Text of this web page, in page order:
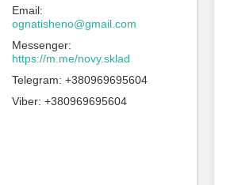
ognatisheno@gmail.com
https://m.me/novy.sklad
+380969695604
+380969695604